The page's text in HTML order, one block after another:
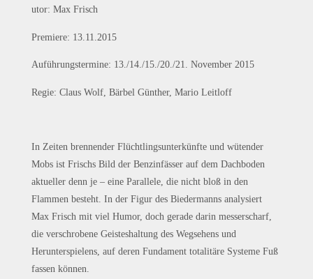
utor: Max Frisch
Premiere: 13.11.2015
Auführungstermine: 13./14./15./20./21. November 2015
Regie: Claus Wolf, Bärbel Günther, Mario Leitloff
In Zeiten brennender Flüchtlingsunterkünfte und wütender
Mobs ist Frischs Bild der Benzinfässer auf dem Dachboden
aktueller denn je – eine Parallele, die nicht bloß in den
Flammen besteht. In der Figur des Biedermanns analysiert
Max Frisch mit viel Humor, doch gerade darin messerscharf,
die verschrobene Geisteshaltung des Wegsehens und
Herunterspielens, auf deren Fundament totalitäre Systeme Fuß
fassen können.